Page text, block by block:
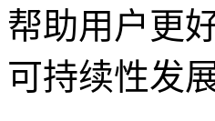
帮助用户更
可持续性发